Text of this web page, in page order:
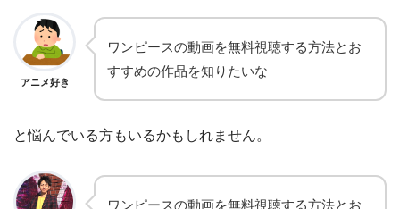
アニメ好き
ワンピースの動画を無料視聴する方法とお
すすめの作品を知りたいな
と悩んでいる方もいるかもしれません。
ワンピースの動画を無料視聴する方法とお